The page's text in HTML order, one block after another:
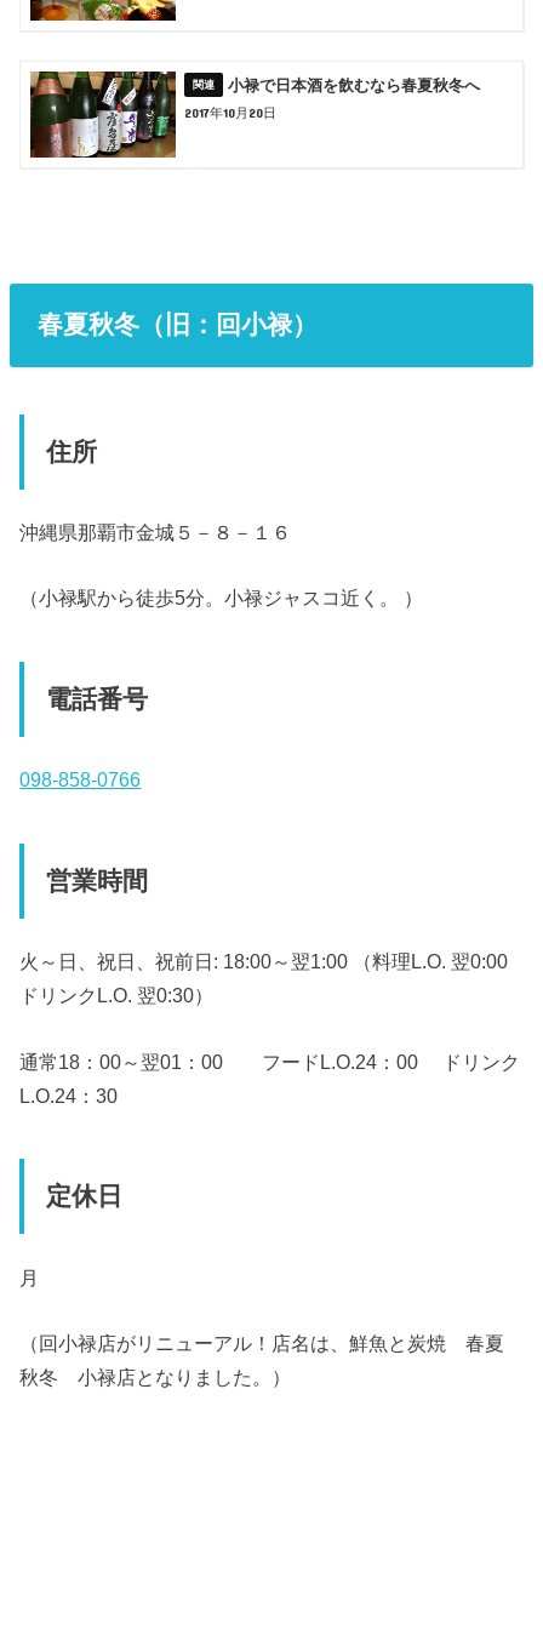
小禄で日本酒を飲むなら春夏秋冬へ
2017年10月20日
春夏秋冬（旧：回小禄）
住所
沖縄県那覇市金城５－８－１６
（小禄駅から徒歩5分。小禄ジャスコ近く。 ）
電話番号
098-858-0766
営業時間
火～日、祝日、祝前日: 18:00～翌1:00 （料理L.O. 翌0:00
ドリンクL.O. 翌0:30）
通常18：00～翌01：00 フードL.O.24：00 ドリンク
L.O.24：30
定休日
月
（回小禄店がリニューアル！店名は、鮮魚と炭焼 春夏
秋冬 小禄店となりました。）